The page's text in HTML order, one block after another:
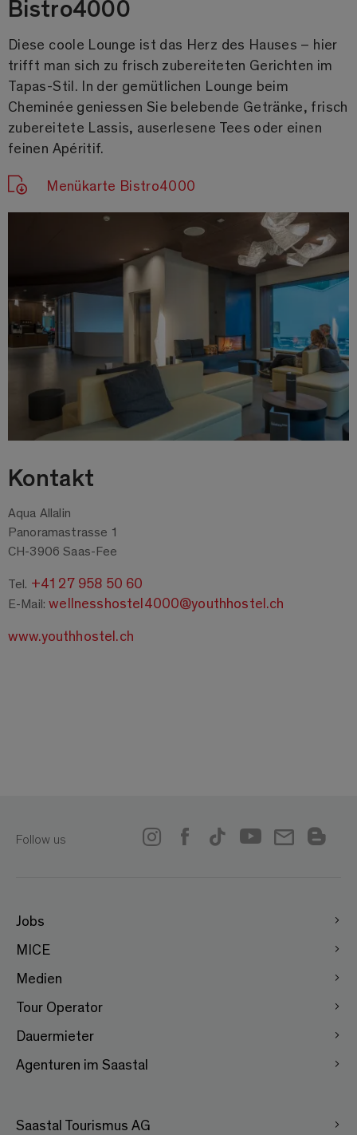
Bistro4000
Diese coole Lounge ist das Herz des Hauses – hier
trifft man sich zu frisch zubereiteten Gerichten im
Tapas-Stil. In der gemütlichen Lounge beim
Cheminée geniessen Sie belebende Getränke, frisch
zubereitete Lassis, auserlesene Tees oder einen
feinen Apéritif.
Menükarte Bistro4000
Kontakt
Aqua Allalin
Panoramastrasse 1
CH-3906 Saas-Fee
Tel. +41 27 958 50 60
E-Mail:wellnesshostel4000@youthhostel.ch
www.youthhostel.ch
Follow us
Jobs
MICE
Medien
Tour Operator
Dauermieter
Agenturen im Saastal
Saastal Tourismus AG